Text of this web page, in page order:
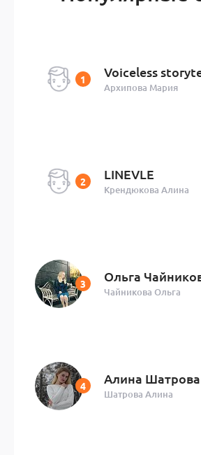
Voiceless
Архипова Мария
LINEVLE
Крендюкова Алина
Ольга
Чайникова Ольга
Алина Шатрова
Шатрова Алина